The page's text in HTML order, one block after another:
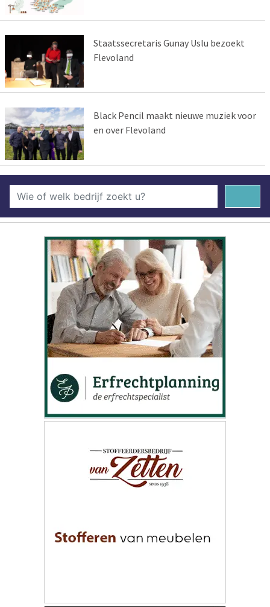
Staatssecretaris Gunay Uslu bezoekt
Flevoland
Black Pencil maakt nieuwe muziek voor
en over Flevoland